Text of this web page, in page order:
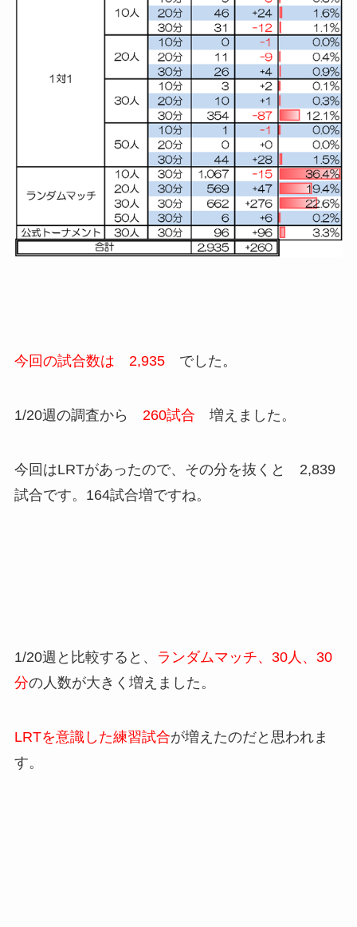
今回の試合数は 2,935でした。
1/20週の調査から 260試合 増えました。
今回はLRTがあったので、その分を抜くと 2,839
試合です。164試合増ですね。
1/20週と比較すると、
ランダムマッチ、30人、30
分の人数が大きく増えました。
LRTを意識した練習試合が増えたのだと思われま
す。